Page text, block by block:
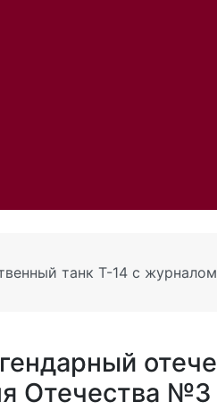
танк Т-14 с
Отечества №3